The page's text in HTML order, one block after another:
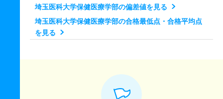
埼玉医科大学保健医療学部の偏差値を見る
埼玉医科大学保健医療学部の合格最低点・合格平均点
を見る